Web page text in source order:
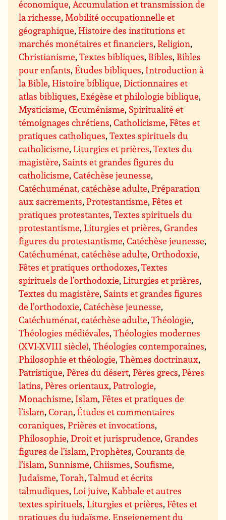
économique, Accumulation et transmission de
la richesse, Mobilité occupationnelle et
géographique,Histoire des institutions et
marchés monétaires et financiers,Religion,
Christianisme,Textes bibliques, Bibles, Bibles
pour enfants,Études bibliques, Introduction à
la Bible,Histoire biblique,Dictionnaires et
atlas bibliques,Exégèse et philologie biblique,
Mysticisme,Œcuménisme, Spiritualité et
témoignages chrétiens,Catholicisme,Fêtes et
pratiques catholiques,Textes spirituels du
catholicisme,Liturgies et prières,Textes du
magistère, Saints et grandes figures du
catholicisme,Catéchèse jeunesse,
Catéchuménat, catéchèse adulte,Préparation
aux sacrements,Protestantisme,Fêtes et
pratiques protestantes,Textes spirituels du
protestantisme,Liturgies et prières,Grandes
figures du protestantisme,Catéchèse jeunesse,
Catéchuménat, catéchèse adulte,Orthodoxie,
Fêtes et pratiques orthodoxes,Textes
spirituels de l’orthodoxie,Liturgies et prières,
Textes du magistère, Saints et grandes figures
de l’orthodoxie,Catéchèse jeunesse,
Catéchuménat, catéchèse adulte,Théologie,
Théologies médiévales,Théologies modernes
(XVI-XVIII siècle),Théologies contemporaines,
Philosophie et théologie,Thèmes doctrinaux,
Patristique,Pères du désert,Pères grecs,Pères
latins,Pères orientaux,Patrologie,
Monachisme, Islam,Fêtes et pratiques de
l’islam,Coran,Études et commentaires
coraniques,Prières et invocations,
Philosophie,Droit et jurisprudence,Grandes
figures de l’islam,Prophètes,Courants de
l’islam, Sunnisme,Chiismes, Soufisme,
Judaïsme,Torah,Talmud et écrits
talmudiques,Loi juive,Kabbale et autres
textes spirituels,Liturgies et prières,Fêtes et
pratiques du judaïsme,Enseignement du